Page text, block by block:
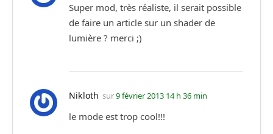
Super mod, très réaliste, il serait possible
de faire un article sur un shader de
lumière ? merci ;)
Nikloth sur9 février 2013 14 h 36 min
le mode est trop cool!!!